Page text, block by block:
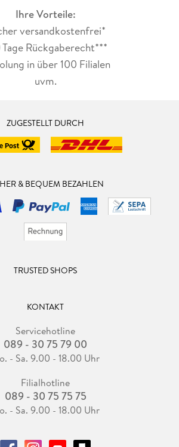
Ihre Vorteile:
versandkostenfrei*
Tage Rückgaberecht***
in über 100 Filialen
uvm.
ZUGESTELLT DURCH
& BEQUEM BEZAHLEN
TRUSTED SHOPS
KONTAKT
Servicehotline
089 - 30 75 79 00
- Sa. 9.00 - 18.00 Uhr
Filialhotline
089 - 30 75 75 75
- Sa. 9.00 - 18.00 Uhr